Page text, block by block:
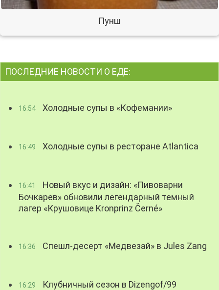
Пунш
ПОСЛЕДНИЕ НОВОСТИ О ЕДЕ:
16:54 Холодные супы в «Кофемании»
16:49 Холодные супы в ресторане Atlantica
16:41
Новый вкус и дизайн: «Пивоварни
Бочкарев» обновили легендарный темный
лагер «Крушовице Kronprinz Černé»
16:36 Спешл-десерт «Медвезай» в Jules Zang
16:29 Клубничный сезон в Dizengof/99